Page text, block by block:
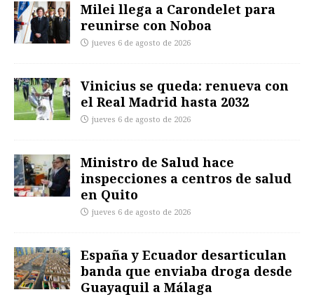
Milei llega a Carondelet para
reunirse con Noboa
jueves 6 de agosto de 2026
Vinicius se queda: renueva con
el Real Madrid hasta 2032
jueves 6 de agosto de 2026
Ministro de Salud hace
inspecciones a centros de salud
en Quito
jueves 6 de agosto de 2026
España y Ecuador desarticulan
banda que enviaba droga desde
Guayaquil a Málaga